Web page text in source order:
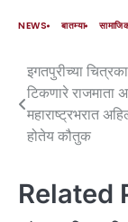
NEWS बातम्या
इगतपुरीच्या
टिकणारे राजमाता
महाराष्ट्रभरात
होतेय कौतुक
Related